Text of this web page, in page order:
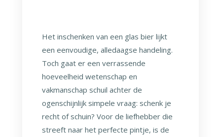
Het inschenken van een glas bier lijkt
een eenvoudige, alledaagse handeling.
Toch gaat er een verrassende
hoeveelheid wetenschap en
vakmanschap schuil achter de
ogenschijnlijk simpele vraag: schenk je
recht of schuin? Voor de liefhebber die
streeft naar het perfecte pintje, is de